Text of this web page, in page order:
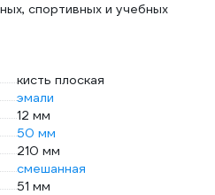
спортивных и учебных
кисть плоская
эмали
12 мм
50 мм
210 мм
смешанная
51 мм